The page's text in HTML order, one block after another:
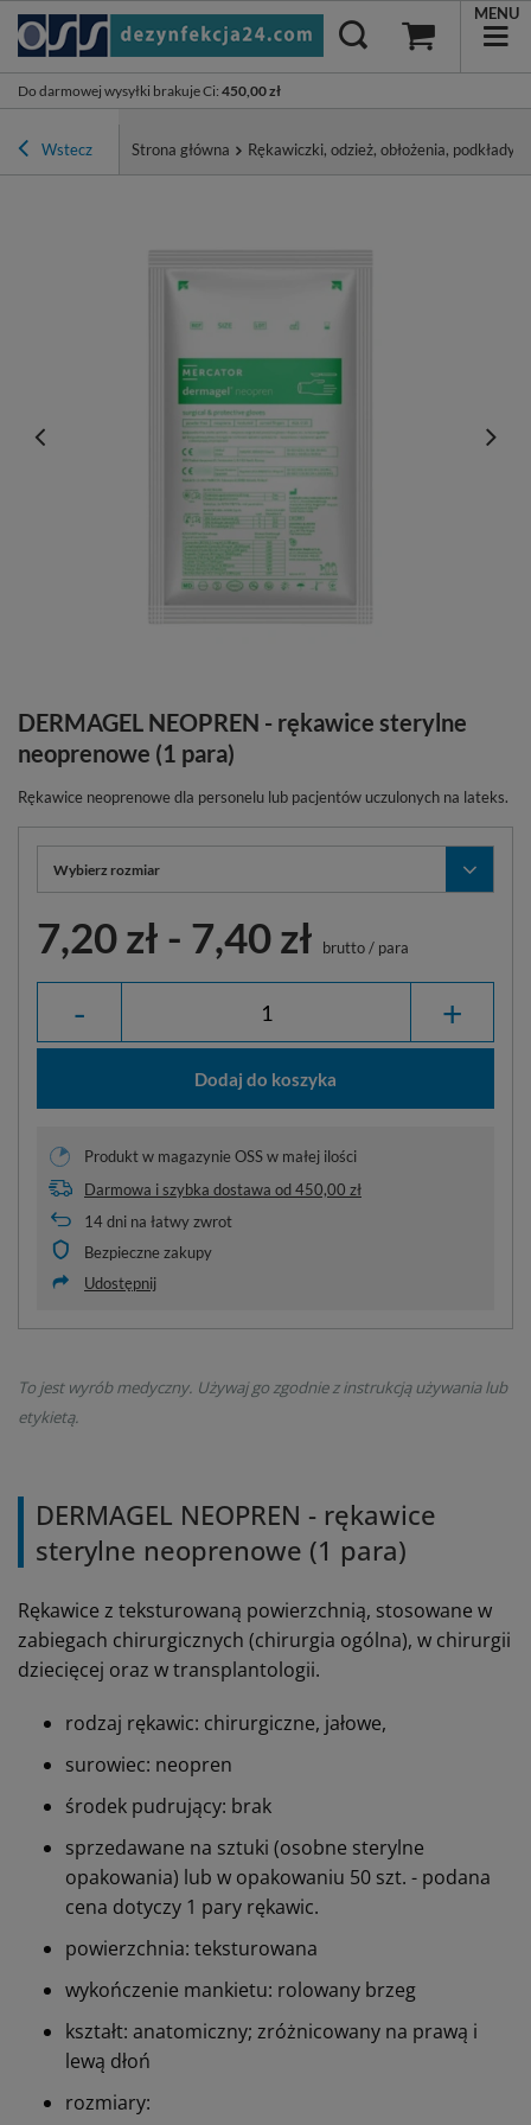
Do darmowej wysyłki brakuje Ci: 450,00 zł
MENU
Wstecz Strona główna Rękawiczki, odzież, obłożenia, podkłady,
DERMAGEL NEOPREN - rękawice sterylne
neoprenowe (1 para)
Rękawice neoprenowe dla personelu lub pacjentów uczulonych na lateks.
Wybierz rozmiar
7,20 zł - 7,40 zł brutto/ para
- +
Dodaj do koszyka
Produkt w magazynie OSS w małej ilości
Darmowa i szybka dostawa od450,00 zł
14dni na łatwy zwrot
Bezpieczne zakupy
Udostępnij
To jest wyrób medyczny. Używaj go zgodnie z instrukcją używania lub
etykietą.
DERMAGEL NEOPREN - rękawice
sterylne neoprenowe (1 para)
Rękawice z teksturowaną powierzchnią, stosowane w
zabiegach chirurgicznych (chirurgia ogólna), w chirurgii
dziecięcej oraz w transplantologii.
rodzaj rękawic: chirurgiczne, jałowe,
surowiec: neopren
środek pudrujący: brak
sprzedawane na sztuki (osobne sterylne
opakowania) lub w opakowaniu 50 szt. - podana
cena dotyczy 1 pary rękawic.
powierzchnia: teksturowana
wykończenie mankietu: rolowany brzeg
kształt: anatomiczny; zróżnicowany na prawą i
lewą dłoń
rozmiary: